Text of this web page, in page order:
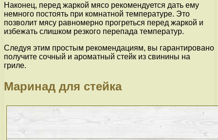
Наконец, перед жаркой мясо рекомендуется дать ему
немного постоять при комнатной температуре. Это
позволит мясу равномерно прогреться перед жаркой и
избежать слишком резкого перепада температур.
Следуя этим простым рекомендациям, вы гарантировано
получите сочный и ароматный стейк из свинины на
гриле.
Маринад для стейка